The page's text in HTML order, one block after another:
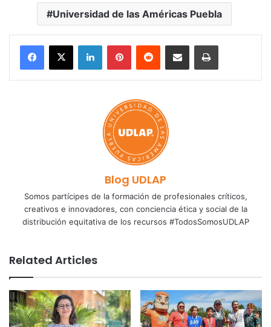
Universidad de las Américas Puebla
LinkedInPinterestReddit Share via Email Print
Blog UDLAP
Somos partícipes de la formación de profesionales críticos,
creativos e innovadores, con conciencia ética y social de la
distribución equitativa de los recursos #TodosSomosUDLAP
Related Articles